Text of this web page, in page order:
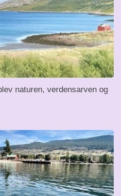
naturen, verdensarven og